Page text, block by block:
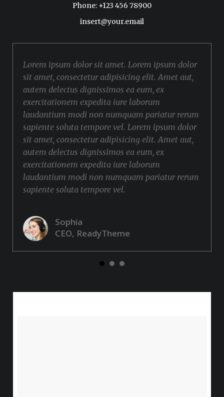
Phone: +123 456 78900
insert@your.email
Lorem ipsum dolor sit amet. Lorem ipsum dolor
sit amet, consectetur adipisicing elit. Amet aut,
autem delectus dignissimos ea eum, ex
exercitationem expedita iure laborum
laudantium modi non numquam pariatur rerum
sapiente soluta tempore vel. Lorem ipsum dolor
sit amet, consectetur adipisicing elit. Amet aut,
autem delectus dignissimos ea eum, ex
exercitationem expedita iure laborum
laudantium modi non numquam pariatur rerum
sapiente soluta tempore vel.
Sophia
CEO, ReadyTheme